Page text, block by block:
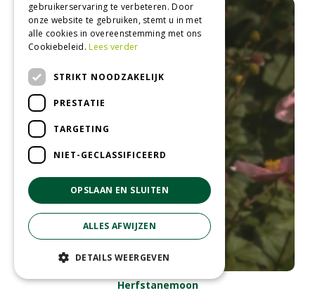
Herfstanemoon
gebruikerservaring te verbeteren. Door
onze website te gebruiken, stemt u in met
alle cookies in overeenstemming met ons
Cookiebeleid.Lees verder
STRIKT NOODZAKELIJK
PRESTATIE
TARGETING
NIET-GECLASSIFICEERD
OPSLAAN EN SLUITEN
ALLES AFWIJZEN
DETAILS WEERGEVEN